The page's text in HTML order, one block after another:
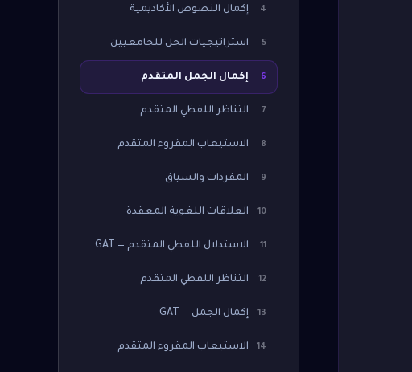
4 إكمال النصوص الأكاديمية
5 استراتيجيات الحل للجامعيين
6 إكمال الجمل المتقدم
7 التناظر اللفظي المتقدم
8 الاستيعاب المقروء المتقدم
9 المفردات والسياق
10 العلاقات اللغوية المعقدة
11 الاستدلال اللفظي المتقدم — GAT
12 التناظر اللفظي المتقدم
13 إكمال الجمل — GAT
14 الاستيعاب المقروء المتقدم